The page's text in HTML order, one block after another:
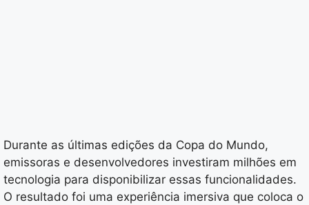
Durante as últimas edições da Copa do Mundo,
emissoras e desenvolvedores investiram milhões em
tecnologia para disponibilizar essas funcionalidades.
O resultado foi uma experiência imersiva que coloca o